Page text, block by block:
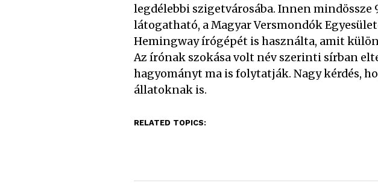
legdélebbi szigetvárosába. Innen mindössze
látogatható, a Magyar Versmondók
Hemingway írógépét is használta, amit
Az írónak szokása volt név szerinti sírban
hagyományt ma is folytatják. Nagy kérdés,
állatoknak is.
RELATED TOPICS: